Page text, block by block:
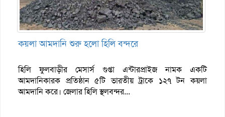
কয়লা আমদানি শুরু হলো হিলি বন্দরে
হিলি ফুলবাড়ীর মেসার্স গুপ্তা এন্টারপ্রাইজ নামক একটি
আমদানিকারক প্রতিষ্ঠান ৫টি ভারতীয় ট্রাকে ১২৭ টন কয়লা
আমদানি করে। জেলার হিলি স্থলবন্দর...